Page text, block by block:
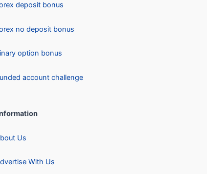
Forex deposit bonus
Forex no deposit bonus
Binary option bonus
Funded account challenge
Information:
About Us
Advertise With Us